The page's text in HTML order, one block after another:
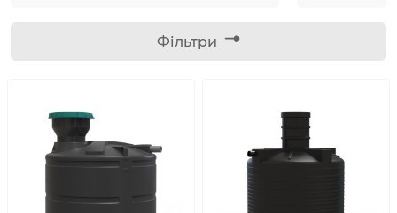
Фільтри